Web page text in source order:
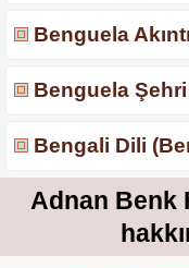
Benguela
Benguela Şehri
Bengali Dili
Adnan Benk